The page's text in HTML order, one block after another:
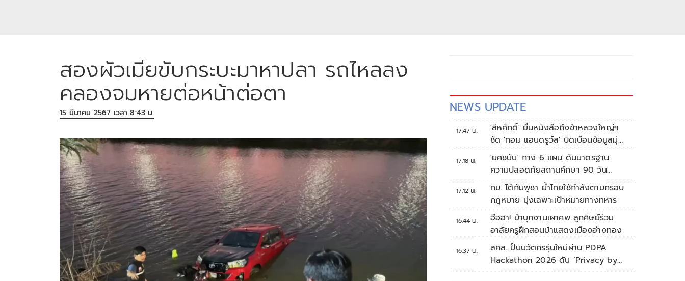
สองผัวเมียขับกระบะมาหาปลา รถไหลลง
คลองจมหายต่อหน้าต่อตา
15 มีนาคม 2567 เวลา 8:43 น. NEWS UPDATE
17:47 น.
'สีหศักดิ์' ยื่นหนังสือถึงข้าหลวงใหญ่ฯ
ซัด 'ทอม แอนดรูว์ส' บิดเบือนข้อมูลมุ่ง
แสวงหาผลประโยชน์ทางการเมือง
17:18 น.
'ยศชนัน' กาง 6 แผน ดันมาตรฐาน
ความปลอดภัยสถานศึกษา 90 วัน
ป้องกันก่อเหตุรุนแรง
17:12 น.
ทบ. โต้กัมพูชา ย้ำไทยใช้กำลังตามกรอบ
กฎหมาย มุ่งเฉพาะเป้าหมายทางทหาร
16:44 น.
ฮือฮา! ม้าบุกงานเผาศพ ลูกศิษย์ร่วม
อาลัยครูฝึกสอนม้าแสดงเมืองอ่างทอง
16:37 น.
สคส. ปั้นนวัตกรรุ่นใหม่ผ่าน PDPA
Hackathon 2026 ดัน ‘Privacy by
Design for all’ สู่โซลูชันคุ้มครอง